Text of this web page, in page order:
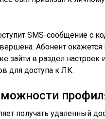
SMS-сообщение с
Абонент
зайти в раздел
для доступа к ЛК.
получать удаленный